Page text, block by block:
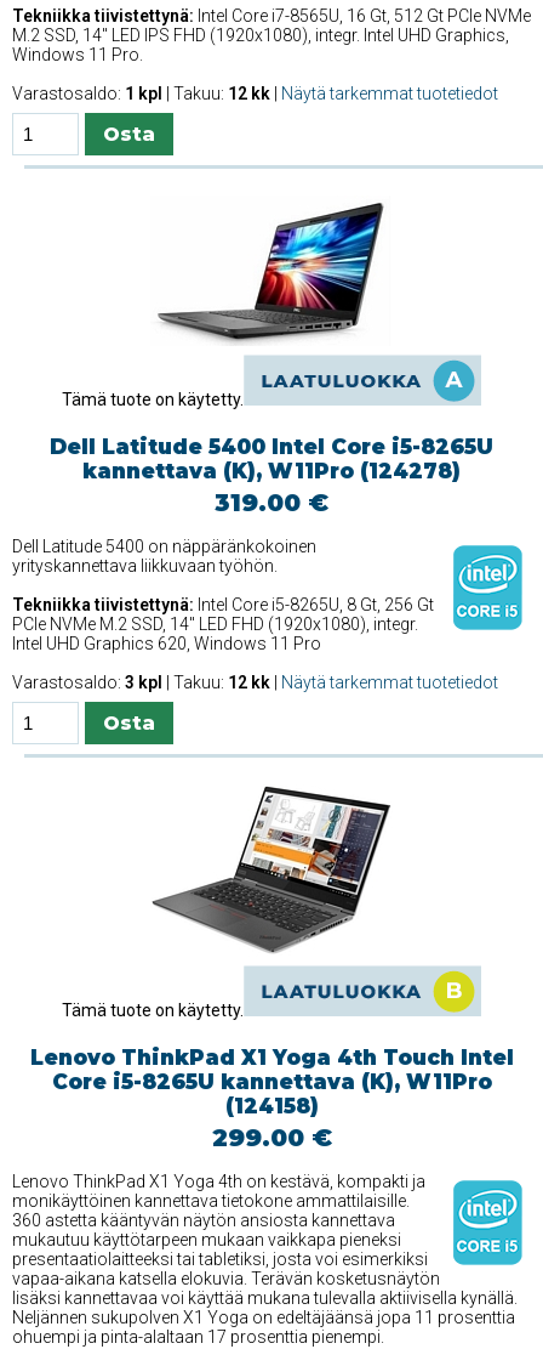
Tekniikka tiivistettynä: Intel Core i7-8565U, 16 Gt, 512 Gt PCIe NVMe
M.2 SSD, 14'' LED IPS FHD (1920x1080), integr. Intel UHD Graphics,
Windows 11 Pro.
Varastosaldo: 1 kpl | Takuu: 12 kk Näytä tarkemmat tuotetiedot
Tämä tuote on käytetty.
Dell Latitude 5400 Intel Core i5-8265U
kannettava (K), W11Pro (124278)
319.00 €
Dell Latitude 5400 on näppäränkokoinen
yrityskannettava liikkuvaan työhön.
Tekniikka tiivistettynä: Intel Core i5-8265U, 8 Gt, 256 Gt
PCIe NVMe M.2 SSD, 14'' LED FHD (1920x1080), integr.
Intel UHD Graphics 620, Windows 11 Pro
Varastosaldo: 3 kpl | Takuu: 12 kk Näytä tarkemmat tuotetiedot
Tämä tuote on käytetty.
Lenovo ThinkPad X1 Yoga 4th Touch Intel
Core i5-8265U kannettava (K), W11Pro
(124158)
299.00 €
Lenovo ThinkPad X1 Yoga 4th on kestävä, kompakti ja
monikäyttöinen kannettava tietokone ammattilaisille.
360 astetta kääntyvän näytön ansiosta kannettava
mukautuu käyttötarpeen mukaan vaikkapa pieneksi
presentaatiolaitteeksi tai tabletiksi, josta voi esimerkiksi
vapaa-aikana katsella elokuvia. Terävän kosketusnäytön
lisäksi kannettavaa voi käyttää mukana tulevalla aktiivisella kynällä.
Neljännen sukupolven X1 Yoga on edeltäjäänsä jopa 11 prosenttia
ohuempi ja pinta-alaltaan 17 prosenttia pienempi.